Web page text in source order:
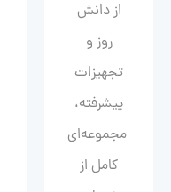
از دانش
روز و
تجهیزات
پیشرفته،
مجموعه‌ای
کامل از